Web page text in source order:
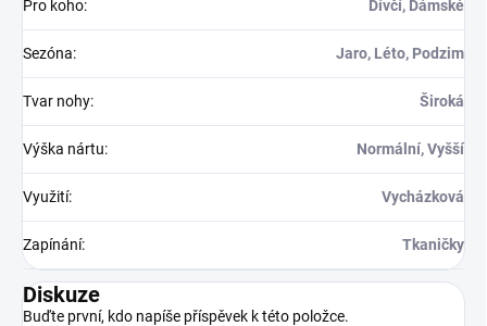
Pro koho: Dívčí, Dámské
Sezóna: Jaro, Léto, Podzim
Tvar nohy: Široká
Výška nártu: Normální, Vyšší
Využití: Vycházková
Zapínání: Tkaničky
Diskuze
Buďte první, kdo napíše příspěvek k této položce.